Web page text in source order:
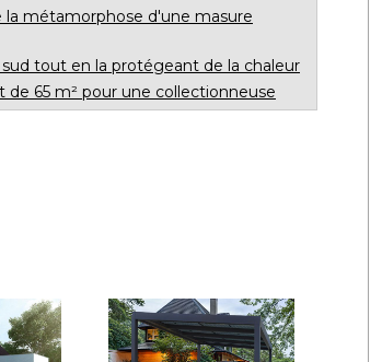
métamorphose d'une masure
tout en la protégeant de la chaleur
de 65 m² pour une collectionneuse